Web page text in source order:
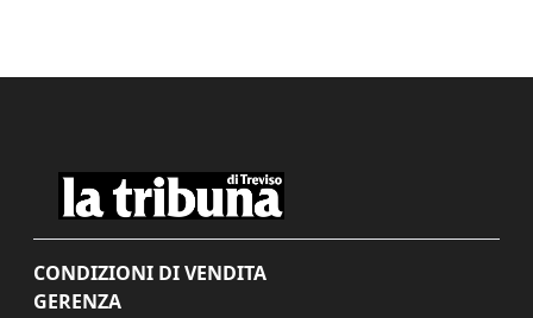
CONDIZIONI DI VENDITA
GERENZA